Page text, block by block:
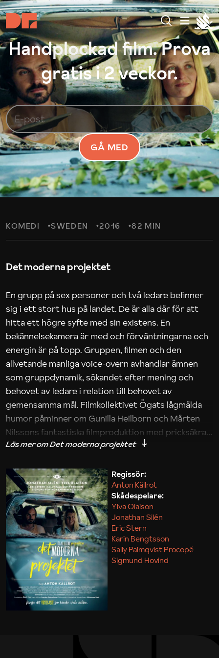
Handplockad film. Prova
gratis i 2 veckor.
GÅ MED
KOMEDI SWEDEN 2016 82 MIN
Det moderna projektet
En grupp på sex personer och två ledare befinner
sig i ett stort hus på landet. De är alla där för att
hitta ett högre syfte med sin existens. En
bekännelsekamera är med och förväntningarna och
energin är på topp. Gruppen, filmen och den
allvetande manliga voice-overn avhandlar ämnen
som gruppdynamik, sökandet efter mening och
behovet av ledare i relation till behovet av
gemensamma mål. Filmkollektivet Ögats lågmälda
humor påminner om Gunilla Heilborn och Mårten
Nilssons fantastiska filmproduktion med pricksäkra
iakttagelser om hur svårt det kan vara att omsätta
Maja Kekonius
Regissör:
Anton Källrot
Skådespelare:
Ylva Olaison
Jonathan Silén
Eric Stern
Karin Bengtsson
Sally Palmqvist Procopé
Sigmund Hovind